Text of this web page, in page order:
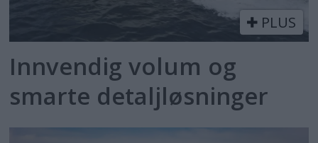
PLUS
Innvendig volum og
smarte detaljløsninger